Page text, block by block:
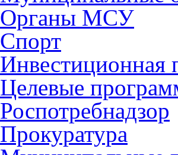
Органы МСУ
Спорт
Инвестиционная
Целевые
Роспотребнадзор
Прокуратура